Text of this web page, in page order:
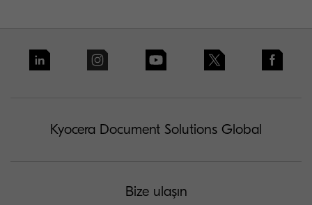
Kyocera Document Solutions Global
Bize ulaşın